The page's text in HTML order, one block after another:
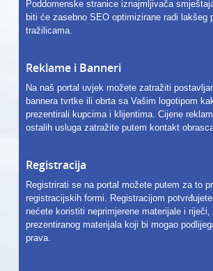
Poddomenske stranice iznajmljivača
biti će zasebno SEO optimizirane radi lakšeg
tražilicama.
Reklame i Banneri
Na naš portal uvjek možete zatražiti
bannera tvrtke ili obrta sa Vašim logotipom
prezentirali kupcima i klijentima. Cijene
ostalih usluga zatražite putem kontakt
Registracija
Registrirati se na portal možete putem za to
registracijskih formi. Registracijom
nećete koristiti neprimjerene materijale i
prezentiranog materijala koji bi mogao
prava.